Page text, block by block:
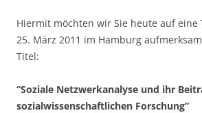
Hiermit möchten wir Sie heute auf eine
25. März 2011 im Hamburg
Titel:
“Soziale Netzwerkanalyse und ihr
sozialwissenschaftlichen Forschung”